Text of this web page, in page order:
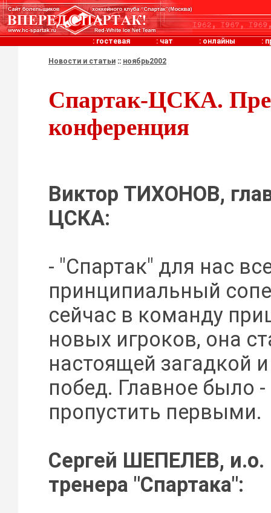
: гостевая : чат : онлайны :
Новости и статьи :: ноябрь2002
Спартак-ЦСКА.
конференция
Виктор ТИХОНОВ,
ЦСКА:
- "Спартак" для нас
принципиальный
сейчас в команду
новых игроков, она
настоящей загадкой
побед. Главное было -
пропустить первыми.
Сергей ШЕПЕЛЕВ, и.о.
тренера "Спартака":